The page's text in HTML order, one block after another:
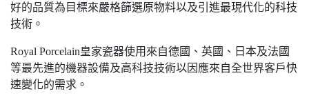
好的品質為目標來嚴格篩選原物料以及引進最現代化的科技
技術。
Royal Porcelain皇家瓷器使用來自德國、英國、日本及法國
等最先進的機器設備及高科技技術以因應來自全世界客戶快
速變化的需求。